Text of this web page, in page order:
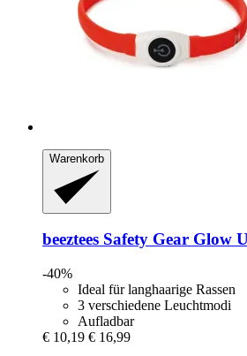
Warenkorb
beeztees Safety Gear Glow
-40%
Ideal für langhaarige Rassen
3 verschiedene Leuchtmodi
Aufladbar
€ 10,19 € 16,99